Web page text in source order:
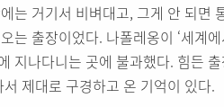
는 거기서 비벼대고, 그게 안 되면
는 출장이었다. 나폴레옹이 ‘세계
지나다니는 곳에 불과했다. 힘든
제대로 구경하고 온 기억이 있다.